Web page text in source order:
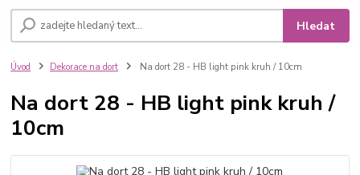
Hledat
Úvod Dekorace na dort Na dort 28 - HB light pink kruh / 10cm
Na dort 28 - HB light pink kruh /
10cm